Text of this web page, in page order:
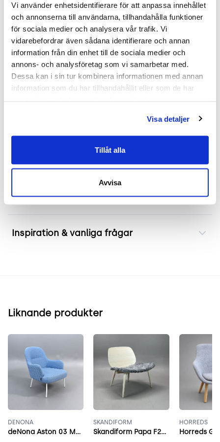
Vi använder enhetsidentifierare för att anpassa innehållet
och annonserna till användarna, tillhandahålla funktioner
för sociala medier och analysera vår trafik. Vi
vidarebefordrar även sådana identifierare och annan
information från din enhet till de sociala medier och
annons- och analysföretag som vi samarbetar med.
Dessa kan i sin tur kombinera informationen med annan
information som du har tillhandahållit eller som de har
Visa detaljer
Tillåt alla
Avvisa
Sitthöjd: 45 cm.
Skick: 4/5
2 års garanti
Mer om produkten
Den vridbara konferensfåtöljen ingår i det
internationellt uppmärksammade
passa såväl som konferens-, väntrums-, eller
unika design och rörliga stativ.
Frakt & leverans
Inspiration & vanliga frågar
Liknande produkter
DENONA
deNona Aston 03 Metal ljusblå
SKANDIFORM
Skandiform Papa F276 ask
HORREDS